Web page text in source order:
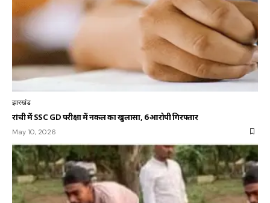
झारखंड
रांची में SSC GD परीक्षा में नकल का खुलासा, 6 आरोपी गिरफ्तार
May 10, 2026